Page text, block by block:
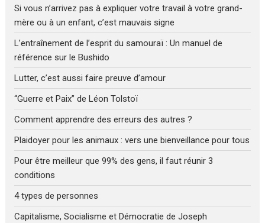
Si vous n’arrivez pas à expliquer votre travail à votre grand-
mère ou à un enfant, c’est mauvais signe
L’entraînement de l’esprit du samouraï : Un manuel de
référence sur le Bushido
Lutter, c’est aussi faire preuve d’amour
“Guerre et Paix” de Léon Tolstoï
Comment apprendre des erreurs des autres ?
Plaidoyer pour les animaux : vers une bienveillance pour tous
Pour être meilleur que 99% des gens, il faut réunir 3
conditions
4 types de personnes
Capitalisme, Socialisme et Démocratie de Joseph